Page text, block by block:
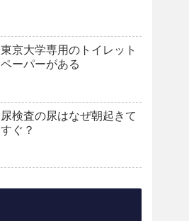
東京大学専用のトイレット
ペーパーがある
尿検査の尿はなぜ朝起きて
すぐ？